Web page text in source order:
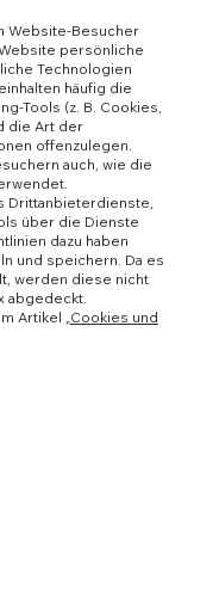
Website-Besucher
persönliche
Technologien
häufig die
Tools (z. B. Cookies,
die Art der
offenzulegen.
auch, wie die
Drittanbieterdienste,
über die Dienste
dazu haben
und speichern. Da es
werden diese nicht
abgedeckt.
Artikel „ Cookies und